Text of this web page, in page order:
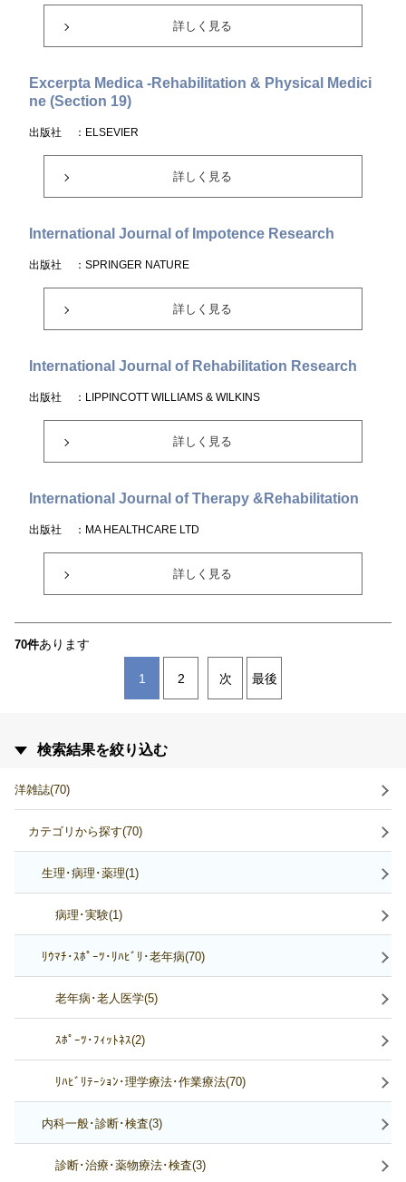
詳しく見る
Excerpta Medica -Rehabilitation & Physical Medici
ne (Section 19)
出版社 ：ELSEVIER
詳しく見る
International Journal of Impotence Research
出版社 ：SPRINGER NATURE
詳しく見る
International Journal of Rehabilitation Research
出版社 ：LIPPINCOTT WILLIAMS & WILKINS
詳しく見る
International Journal of Therapy &Rehabilitation
出版社 ：MA HEALTHCARE LTD
詳しく見る
70件あります
1 2 次 最後
検索結果を絞り込む
洋雑誌(70)
カテゴリから探す(70)
生理･病理･薬理(1)
病理･実験(1)
ﾘｳﾏﾁ･ｽﾎﾟｰﾂ･ﾘﾊﾋﾞﾘ･老年病(70)
老年病･老人医学(5)
ｽﾎﾟｰﾂ･ﾌｨｯﾄﾈｽ(2)
ﾘﾊﾋﾞﾘﾃｰｼｮﾝ･理学療法･作業療法(70)
内科一般･診断･検査(3)
診断･治療･薬物療法･検査(3)